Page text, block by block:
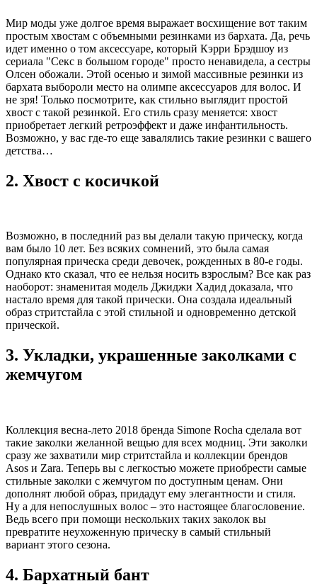
Мир моды уже долгое время выражает восхищение вот таким
простым хвостам с объемными резинками из бархата. Да, речь
идет именно о том аксессуаре, который Кэрри Брэдшоу из
сериала "Секс в большом городе" просто ненавидела, а сестры
Олсен обожали. Этой осенью и зимой массивные резинки из
бархата выбороли место на олимпе аксессуаров для волос. И
не зря! Только посмотрите, как стильно выглядит простой
хвост с такой резинкой. Его стиль сразу меняется: хвост
приобретает легкий ретроэффект и даже инфантильность.
Возможно, у вас где-то еще завалялись такие резинки с вашего
детства…
2. Хвост с косичкой
Возможно, в последний раз вы делали такую прическу, когда
вам было 10 лет. Без всяких сомнений, это была самая
популярная прическа среди девочек, рожденных в 80-е годы.
Однако кто сказал, что ее нельзя носить взрослым? Все как раз
наоборот: знаменитая модель Джиджи Хадид доказала, что
настало время для такой прически. Она создала идеальный
образ стритстайла с этой стильной и одновременно детской
прической.
3. Укладки, украшенные заколками с
жемчугом
Коллекция весна-лето 2018 бренда Simone Rocha сделала вот
такие заколки желанной вещью для всех модниц. Эти заколки
сразу же захватили мир стритстайла и коллекции брендов
Asos и Zara. Теперь вы с легкостью можете приобрести самые
стильные заколки с жемчугом по доступным ценам. Они
дополнят любой образ, придадут ему элегантности и стиля.
Ну а для непослушных волос – это настоящее благословение.
Ведь всего при помощи нескольких таких заколок вы
превратите неухоженную прическу в самый стильный
вариант этого сезона.
4. Бархатный бант